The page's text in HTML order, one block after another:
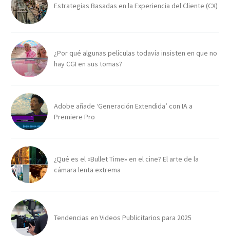
Estrategias Basadas en la Experiencia del Cliente (CX)
¿Por qué algunas películas todavía insisten en que no
hay CGI en sus tomas?
Adobe añade ‘Generación Extendida’ con IA a
Premiere Pro
¿Qué es el «Bullet Time» en el cine? El arte de la
cámara lenta extrema
Tendencias en Videos Publicitarios para 2025